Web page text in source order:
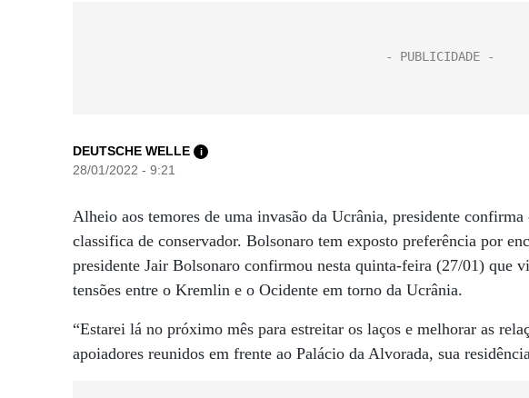
DEUTSCHE WELLE i
28/01/2022 - 9:21
Alheio aos temores de uma invasão da Ucrânia, presidente
classifica de conservador. Bolsonaro tem exposto preferência por
presidente Jair Bolsonaro confirmou nesta quinta-feira (27/01) que
tensões entre o Kremlin e o Ocidente em torno da Ucrânia.
“Estarei lá no próximo mês para estreitar os laços e melhorar as
apoiadores reunidos em frente ao Palácio da Alvorada, sua